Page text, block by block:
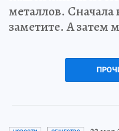
металлов. Сначала
заметите. А затем